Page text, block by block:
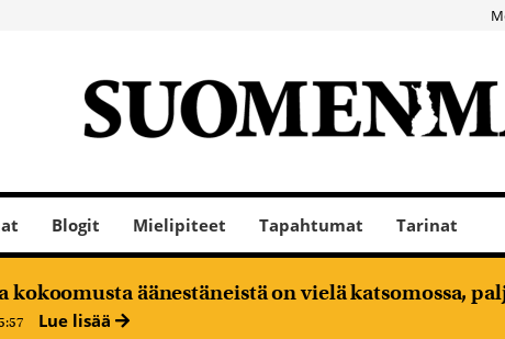
Blogit Mielipiteet Tapahtumat Tarinat
kokoomusta äänestäneistä on vielä katsomossa,
Lue lisää